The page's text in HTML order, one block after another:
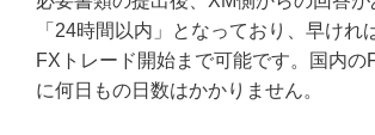
「24時間以内」となっており、早けれ
FXトレード開始まで可能です。国内の
に何日もの日数はかかりません。